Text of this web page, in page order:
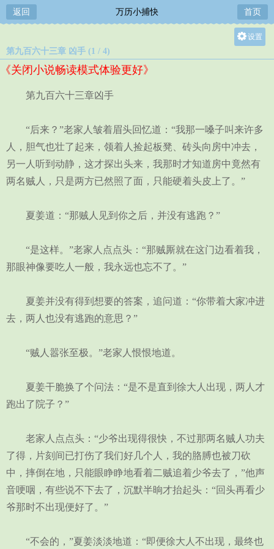
返回 万历小捕快 首页
设置
第九百六十三章 凶手 (1 / 4)
《关闭小说畅读模式体验更好》
第九百六十三章凶手
“后来？”老家人皱着眉头回忆道：“我那一嗓子叫来许多
人，胆气也壮了起来，领着人捡起板凳、砖头向房中冲去，
另一人听到动静，这才探出头来，我那时才知道房中竟然有
两名贼人，只是两方已然照了面，只能硬着头皮上了。”
夏姜道：“那贼人见到你之后，并没有逃跑？”
“是这样。”老家人点点头：“那贼厮就在这门边看着我，
那眼神像要吃人一般，我永远也忘不了。”
夏姜并没有得到想要的答案，追问道：“你带着大家冲进
去，两人也没有逃跑的意思？”
“贼人嚣张至极。”老家人恨恨地道。
夏姜干脆换了个问法：“是不是直到徐大人出现，两人才
跑出了院子？”
老家人点点头：“少爷出现得很快，不过那两名贼人功夫
了得，片刻间已打伤了我们好几个人，我的胳膊也被刀砍
中，摔倒在地，只能眼睁睁地看着二贼追着少爷去了，”他声
音哽咽，有些说不下去了，沉默半晌才抬起头：“回头再看少
爷那时不出现便好了。”
“不会的，”夏姜淡淡地道：“即便徐大人不出现，最终也